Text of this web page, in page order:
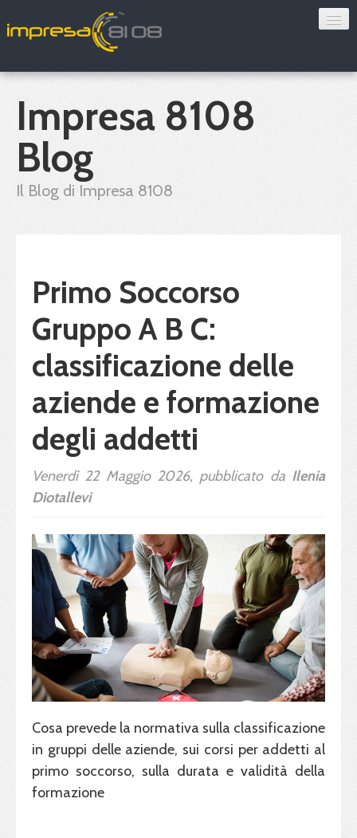
Sorveglianza sanitaria
Convenzioni
Verifica 8108
Impresa 8108
Blog
Il Blog di Impresa 8108
Primo Soccorso
Gruppo A B C:
classificazione delle
aziende e formazione
degli addetti
Venerdì 22 Maggio 2026, pubblicato da Ilenia
Diotallevi
Cosa prevede la normativa sulla classificazione
in gruppi delle aziende, sui corsi per addetti al
primo soccorso, sulla durata e validità della
formazione